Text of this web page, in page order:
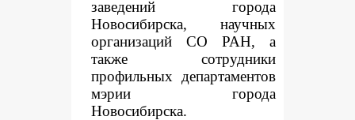
заведений города
Новосибирска, научных
организаций СО РАН, а
также сотрудники
профильных департаментов
мэрии города
Новосибирска.